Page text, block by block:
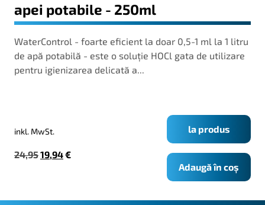
apei potabile - 250ml
WaterControl - foarte eficient la doar 0,5-1 ml la 1 litru
de apă potabilă - este o soluție HOCl gata de utilizare
pentru igienizarea delicată a...
inkl. MwSt.
24,95Prețul
19,94Prețul
€
la produs
Adaugă în coș